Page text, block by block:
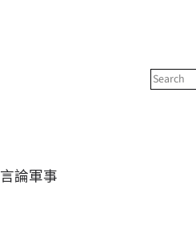
c
言論軍事